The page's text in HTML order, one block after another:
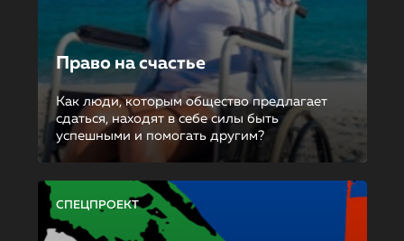
Право на счастье
Как люди, которым общество предлагает
сдаться, находят в себе силы быть
успешными и помогать другим?
СПЕЦПРОЕКТ